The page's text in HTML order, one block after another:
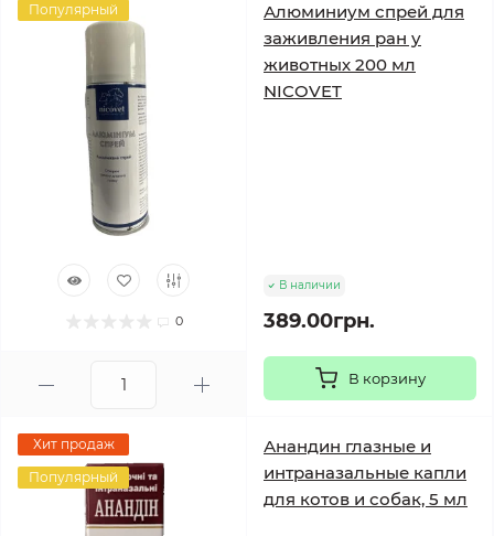
Популярный
0
Алюминиум спрей для
заживления ран у
животных 200 мл
NICOVET
В наличии
389.00грн.
В корзину
Хит продаж
Популярный
Анандин глазные и
интраназальные капли
для котов и собак, 5 мл